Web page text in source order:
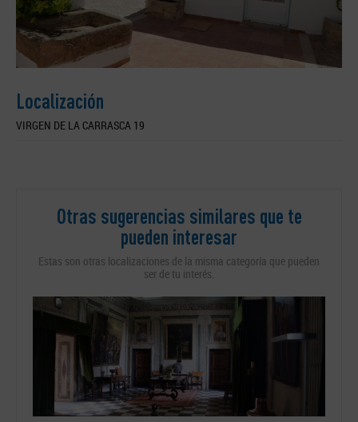
Localización
VIRGEN DE LA CARRASCA 19
Otras sugerencias similares que te
pueden interesar
Estas son otras localizaciones de la misma categoría que pueden
ser de tu interés.